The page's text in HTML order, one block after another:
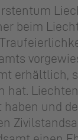
beim
er­hält­lich,
hat.
haben und